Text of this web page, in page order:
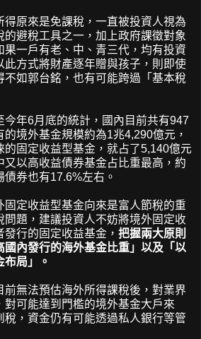
得原來是免課稅，一直被投資人視為
的避稅工具之一，加上政府課徵對象
果一戶有老、中、青三代，均有投資
此方式將財產逐年贈與孩子，則即使
不如郭台銘，也有可能跨過「基本稅
今年6月底的統計，國內目前共有947
境外基金規模約為1兆4,290億元，
的固定收益型基金，就占了5,140億元
又以高收益債券基金占比重最高，約
券也有17.6%左右。
固定收益型基金向來是富人節稅的重
問題，建議投資人不妨將境外固定收
行的固定收益基金， 把握兩大原則
國內發行的海外基金比重」以及「以
局」。
前無法預估海外所得課稅後，對業界
對可能達到門檻的境外基金大戶來
稅，資金仍有可能透過私人銀行等管